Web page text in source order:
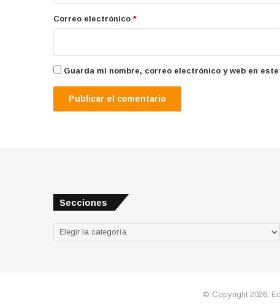
*
Correo electrónico *
Guarda mi nombre, correo electrónico y web en
Secciones
Secciones
© Copyright 2026,